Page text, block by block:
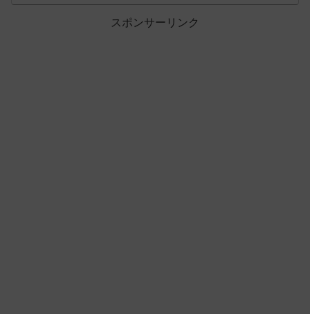
スポンサーリンク